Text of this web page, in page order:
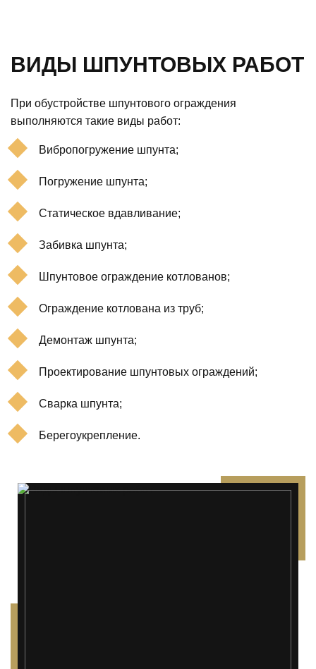
ВИДЫ ШПУНТОВЫХ РАБОТ
При обустройстве шпунтового ограждения
выполняются такие виды работ:
Вибропогружение шпунта;
Погружение шпунта;
Статическое вдавливание;
Забивка шпунта;
Шпунтовое ограждение котлованов;
Ограждение котлована из труб;
Демонтаж шпунта;
Проектирование шпунтовых ограждений;
Сварка шпунта;
Берегоукрепление.